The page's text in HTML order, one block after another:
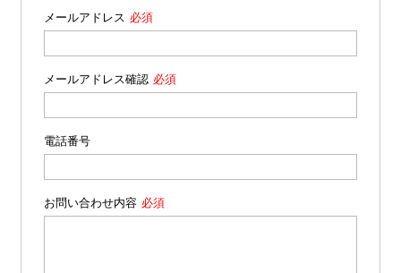
メールアドレス
メールアドレス確認
電話番号
お問い合わせ内容